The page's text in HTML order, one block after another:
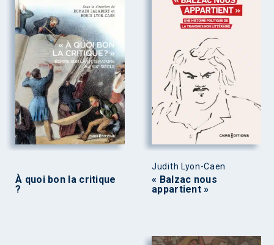
À quoi bon la critique
?
Judith Lyon-Caen
« Balzac nous
appartient »